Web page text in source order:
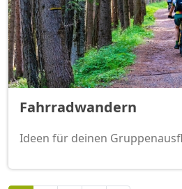
Fahrradwandern
Ideen für deinen